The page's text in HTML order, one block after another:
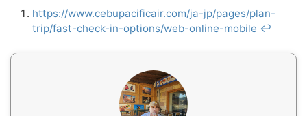
https://www.cebupacificair.com/ja-jp/pages/plan-
trip/fast-check-in-options/web-online-mobile ↩︎